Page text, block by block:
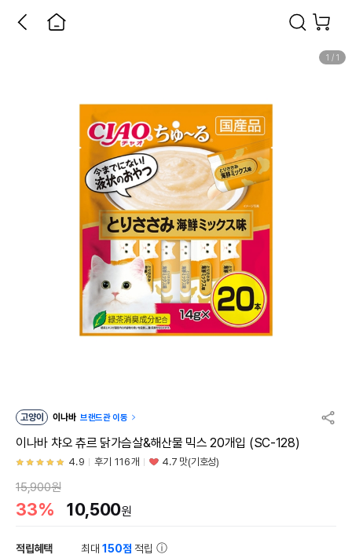
1 / 1
고양이 이나바 브랜드관 이동
이나바 챠오 츄르 닭가슴살&해산물 믹스 20개입 (SC-128)
4.9 후기 116개 4.7 맛(기호성)
15,900원
33% 10,500원
적립혜택 최대150점 적립